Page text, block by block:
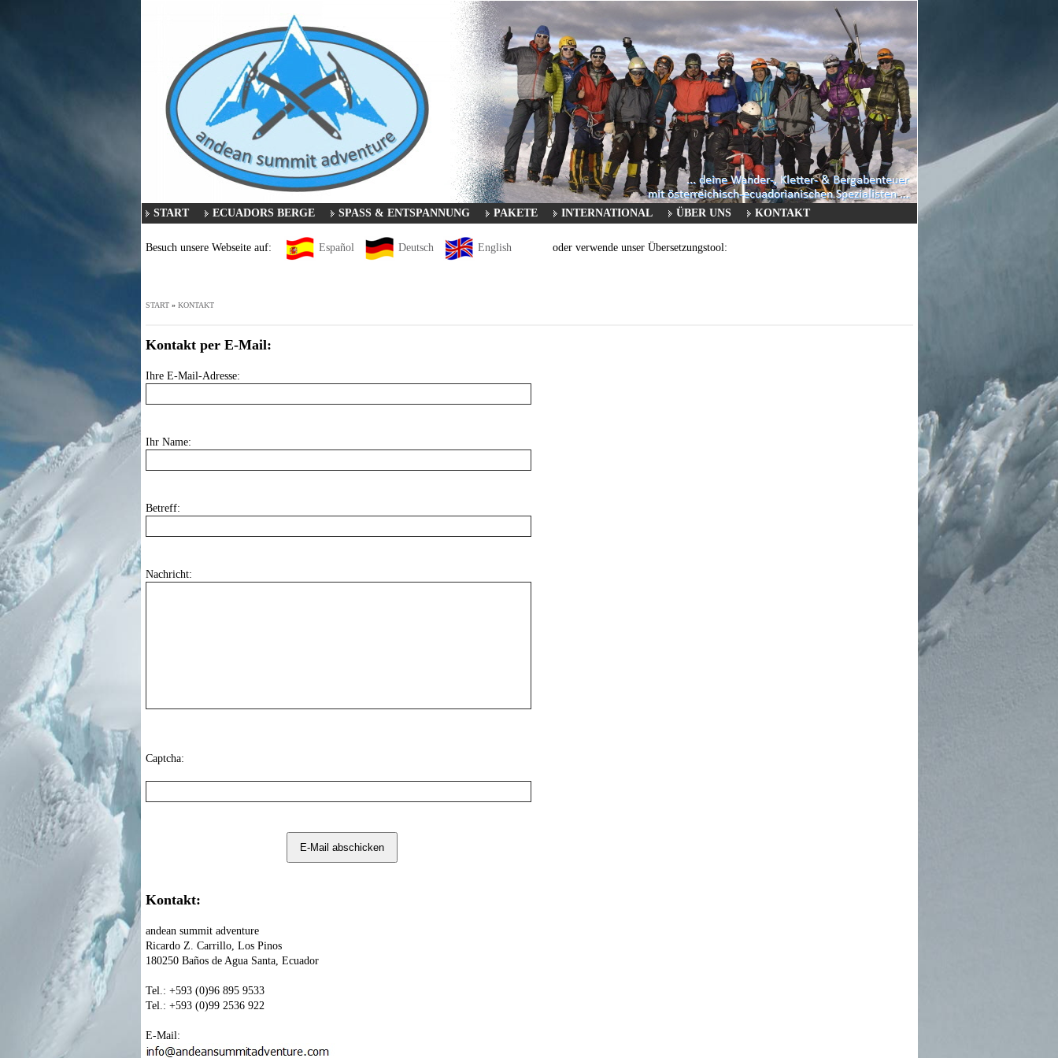
START ECUADORS BERGE SPASS & ENTSPANNUNG PAKETE INTERNATIONAL ÜBER UNS KONTAKT
Besuch unsere Webseite auf: Español Deutsch English oder verwende unser Übersetzungstool:
START» KONTAKT
Kontakt per E-Mail:
Ihre E-Mail-Adresse:
Ihr Name:
Betreff:
Nachricht:
Captcha:
Kontakt:
andean summit adventure
Ricardo Z. Carrillo, Los Pinos
180250 Baños de Agua Santa, Ecuador
Tel.: +593 (0)96 895 9533
Tel.: +593 (0)99 2536 922
E-Mail: